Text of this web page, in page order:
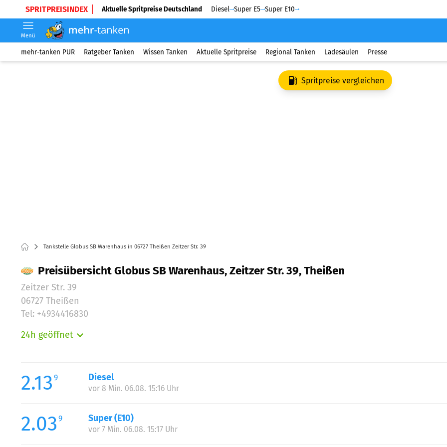
SPRITPREISINDEX Aktuelle Spritpreise Deutschland Diesel Super E5 Super E10
Menü
mehr-tanken PUR Ratgeber Tanken Wissen Tanken Aktuelle Spritpreise Regional Tanken Ladesäulen Presse
Spritpreise vergleichen
Tankstelle Globus SB Warenhaus in 06727 Theißen Zeitzer Str. 39
Preisübersicht Globus SB Warenhaus, Zeitzer Str. 39, Theißen
Zeitzer Str. 39
06727 Theißen
Tel: +4934416830
24h geöffnet
Mittwoch:
Donnerstag:
Samstag:
Sonntag:
2.13 9 Diesel
vor 8 Min. 06.08. 15:16 Uhr
2.03 9 Super (E10)
vor 7 Min. 06.08. 15:17 Uhr